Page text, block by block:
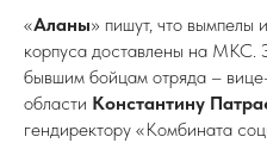
«Аланы» пишут, что вымпелы
корпуса доставлены на МКС.
бывшим бойцам отряда –
области Константину
гендиректору «Комбината